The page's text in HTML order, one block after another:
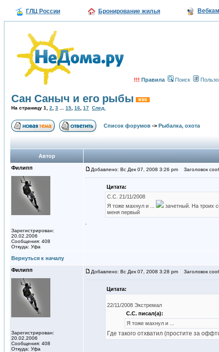
ГЛЦ России Бронирование жилья
!!! Правила Поиск
Сан Саныч и его рыбы
На страницу 1 2 3 15 16 17 След.
Список форумов -> Рыбалка, охота
Автор
Филипп
Зарегистрирован:
20.02.2006
Сообщения: 408
Откуда: Уфа
Добавлено: Вс Дек 07, 2008 3:26 pm Заголовок
Цитата:
С.С. 21/11/2008
Я тоже махнул и ...
зачетный. На троих
меня первый
.
Вернуться к началу
Филипп
Зарегистрирован:
20.02.2006
Сообщения: 408
Откуда: Уфа
Добавлено: Вс Дек 07, 2008 3:28 pm Заголовок
Цитата:
22/11/2008 Экстремал
С.С. писал(а):
Я тоже махнул и ...
Где такого отхватил (простите за